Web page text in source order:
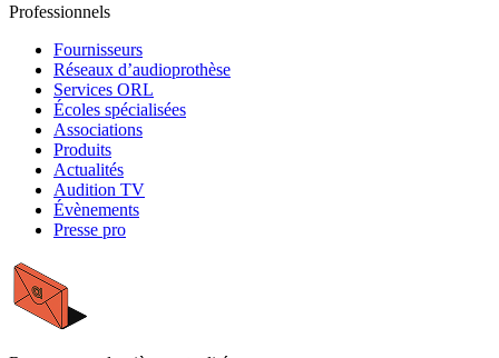
Professionnels
Fournisseurs
Réseaux d’audioprothèse
Services ORL
Écoles spécialisées
Associations
Produits
Actualités
Audition TV
Évènements
Presse pro